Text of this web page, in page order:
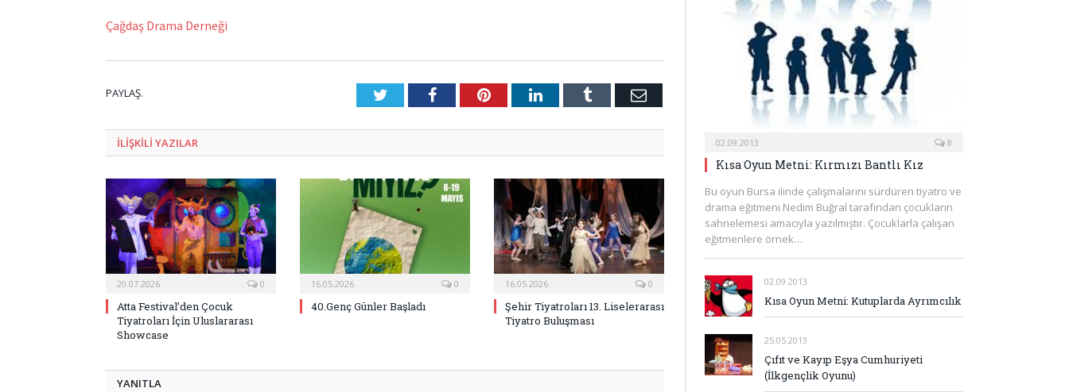
Çağdaş Drama Derneği
PAYLAŞ. TwitterFacebookPinterestLinkedInTumblr E-
ILIŞKILI YAZILAR
20.07.2026 0
Atta Festival’den Çocuk
Tiyatroları İçin Uluslararası
Showcase
16.05.2026 0
40.Genç Günler Başladı
16.05.2026 0
Şehir Tiyatroları 13. Liselerarası
Tiyatro Buluşması
YANITLA
02.09.2013 8
Kısa Oyun Metni: Kırmızı Bantlı Kız
Bu oyun Bursa ilinde çalışmalarını sürdüren tiyatro ve
drama eğitmeni Nedim Buğral tarafından çocukların
sahnelemesi amacıyla yazılmıştır. Çocuklarla çalışan
eğitmenlere örnek…
02.09.2013
Kısa Oyun Metni: Kutuplarda Ayrımcılık
25.05.2013
Çıfıt ve Kayıp Eşya Cumhuriyeti
(İlkgençlik Oyunu)